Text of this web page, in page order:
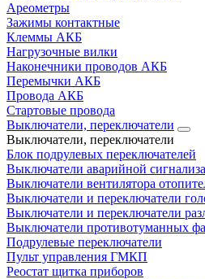
Ареометры
Зажимы контактные
Клеммы АКБ
Нагрузочные вилки
Наконечники проводов АКБ
Перемычки АКБ
Провода АКБ
Стартовые провода
Выключатели, переключатели
Выключатели, переключатели
Блок подрулевых переключателей
Выключатели аварийной
Выключатели вентилятора
Выключатели и переключатели
Выключатели и переключатели
Выключатели противотуманных
Подрулевые переключатели
Пульт управления ГМКП
Реостат щитка приборов